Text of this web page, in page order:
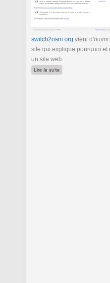
switch2osm.org vient
site qui explique pourquoi et
un site web.
Lire la suite